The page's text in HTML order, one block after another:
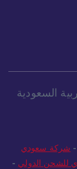
السعودية
- شركة سعودي
للشحن الدولي -